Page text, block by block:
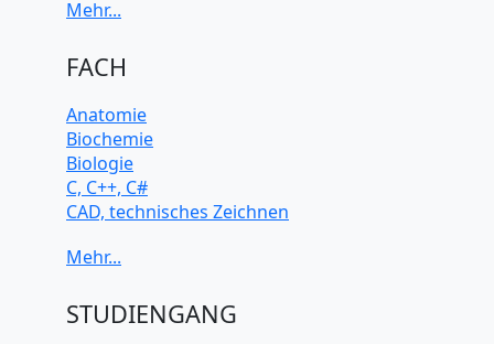
FACH
Anatomie
Biochemie
Biologie
C, C++, C#
CAD, technisches Zeichnen
Computerarchitektur
Elektrotechnik
STUDIENGANG